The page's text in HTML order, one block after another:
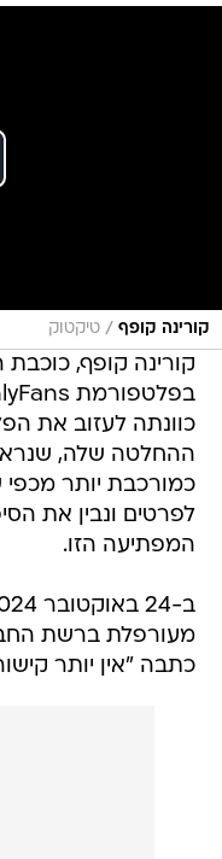
קורינה קופף / טיקטוק
קורינה קופף, כוכבת
כוונתה לעזוב את
ההחלטה שלה,
כמורכבת יותר מכפי
לפרטים ונבין את
המפתיעה הזו.
כתבה "אין יותר